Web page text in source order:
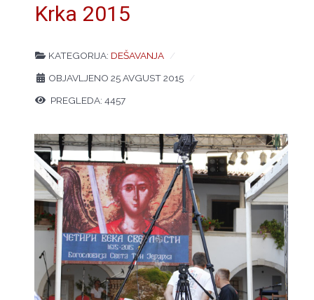
Krka 2015
KATEGORIJA: DEŠAVANJA
OBJAVLJENO 25 AVGUST 2015
PREGLEDA: 4457